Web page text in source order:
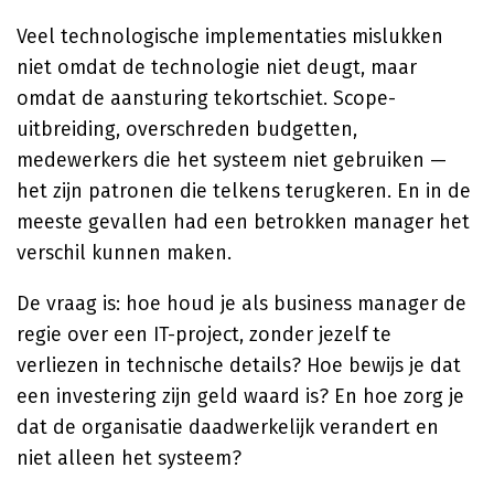
Veel technologische implementaties mislukken
niet omdat de technologie niet deugt, maar
omdat de aansturing tekortschiet. Scope-
uitbreiding, overschreden budgetten,
medewerkers die het systeem niet gebruiken —
het zijn patronen die telkens terugkeren. En in de
meeste gevallen had een betrokken manager het
verschil kunnen maken.
De vraag is: hoe houd je als business manager de
regie over een IT-project, zonder jezelf te
verliezen in technische details? Hoe bewijs je dat
een investering zijn geld waard is? En hoe zorg je
dat de organisatie daadwerkelijk verandert en
niet alleen het systeem?